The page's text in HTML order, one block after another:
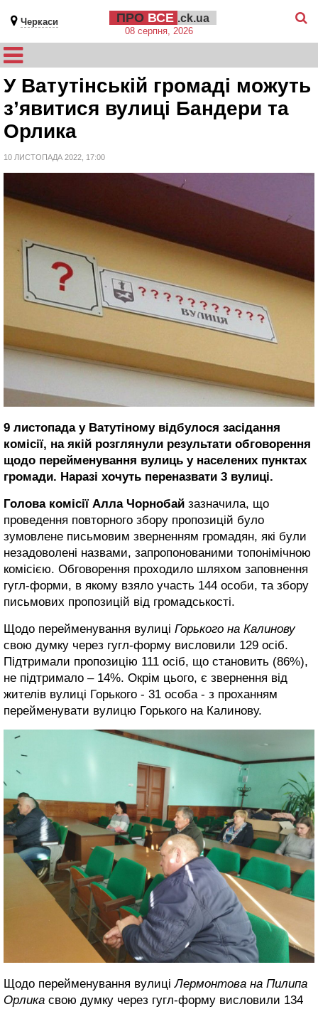
Черкаси ПРО ВСЕ .ck.ua
08 серпня, 2026
У Ватутінській громаді можуть
з’явитися вулиці Бандери та
Орлика
10 ЛИСТОПАДА 2022, 17:00
9 листопада у Ватутіному відбулося засідання
комісії, на якій розглянули результати обговорення
щодо перейменування вулиць у населених пунктах
громади. Наразі хочуть переназвати 3 вулиці.
Голова комісії Алла Чорнобай зазначила, що
проведення повторного збору пропозицій було
зумовлене письмовим зверненням громадян, які були
незадоволені назвами, запропонованими топонімічною
комісією. Обговорення проходило шляхом заповнення
гугл-форми, в якому взяло участь 144 особи, та збору
письмових пропозицій від громадськості.
Щодо перейменування вулиці Горького на Калинову
свою думку через гугл-форму висловили 129 осіб.
Підтримали пропозицію 111 осіб, що становить (86%),
не підтримало – 14%. Окрім цього, є звернення від
жителів вулиці Горького - 31 особа - з проханням
перейменувати вулицю Горького на Калинову.
Щодо перейменування вулиціЛермонтова на Пилипа
Орлика свою думку через гугл-форму висловили 134